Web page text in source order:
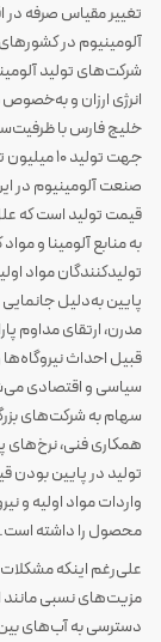
تغییر مقیاس صرفه
آلومینیوم در
شرکت‌های تولید
انرژی ارزان و
صنعت آلومینیوم در
قیمت تولید است که
به منابع آلومینا و
تولیدکنندگان مواد
پایین به‌دلیل
مدرن، ارتقای مداوم
قبیل احداث
سیاسی و اقتصادی
سهام به شرکت‌های
همکاری فنی، نرخ‌های
تولید در پایین
محصول را داشته است.
علی‌رغم اینکه
مزیت‌های نسبی مانند
دسترسی به آب‌های